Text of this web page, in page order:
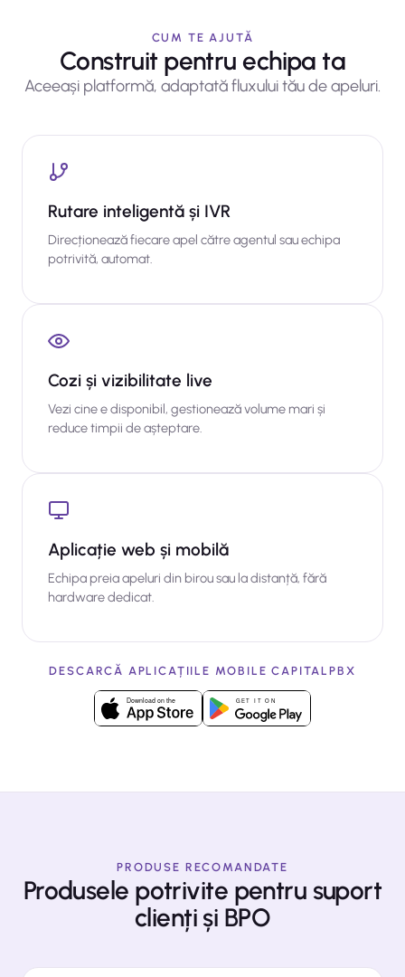
CUM TE AJUTĂ
Construit pentru echipa ta
Aceeași platformă, adaptată fluxului tău de apeluri.
Rutare inteligentă și IVR
Direcționează fiecare apel către agentul sau echipa
potrivită, automat.
Cozi și vizibilitate live
Vezi cine e disponibil, gestionează volume mari și
reduce timpii de așteptare.
Aplicație web și mobilă
Echipa preia apeluri din birou sau la distanță, fără
hardware dedicat.
DESCARCĂ APLICAȚIILE MOBILE CAPITALPBX
PRODUSE RECOMANDATE
Produsele potrivite pentru suport
clienți și BPO